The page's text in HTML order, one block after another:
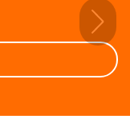
Next